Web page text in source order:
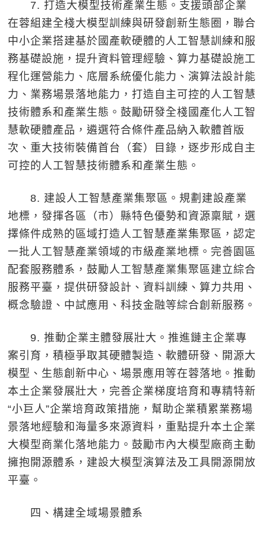
7. 打造大模型技術產業生態。支援頭部企業
在蓉組建全棧大模型訓練與研發創新生態圈，聯合
中小企業搭建基於國產軟硬體的人工智慧訓練和服
務基礎設施，提升資料管理經驗、算力基礎設施工
程化運營能力、底層系統優化能力、演算法設計能
力、業務場景落地能力，打造自主可控的人工智慧
技術體系和產業生態。鼓勵研發全棧國產化人工智
慧軟硬體產品，遴選符合條件產品納入軟體首版
次、重大技術裝備首台（套）目錄，逐步形成自主
可控的人工智慧技術體系和產業生態。
8. 建設人工智慧產業集聚區。規劃建設產業
地標，發揮各區（市）縣特色優勢和資源稟賦，選
擇條件成熟的區域打造人工智慧產業集聚區，認定
一批人工智慧產業領域的市級產業地標。完善園區
配套服務體系，鼓勵人工智慧產業集聚區建立綜合
服務平臺，提供研發設計、資料訓練、算力共用、
概念驗證、中試應用、科技金融等綜合創新服務。
9. 推動企業主體發展壯大。推進鏈主企業專
案引育，積極爭取其硬體製造、軟體研發、開源大
模型、生態創新中心、場景應用等在蓉落地。推動
本土企業發展壯大，完善企業梯度培育和專精特新
“小巨人”企業培育政策措施，幫助企業積累業務場
景落地經驗和海量多來源資料，重點提升本土企業
大模型商業化落地能力。鼓勵市內大模型廠商主動
擁抱開源體系，建設大模型演算法及工具開源開放
平臺。
四、構建全域場景體系